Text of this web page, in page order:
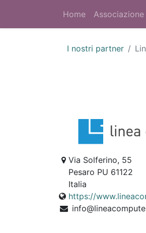
Home Associazione
I nostri partner
Via Solferino, 55
Pesaro PU 61122
Italia
https://